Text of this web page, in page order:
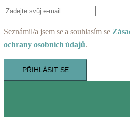
Seznámil/a jsem se a souhlasím se
ochrany osobních údajů.
PŘIHLÁSIT SE